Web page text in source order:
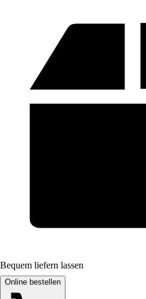
Bequem liefern lassen
Online bestellen